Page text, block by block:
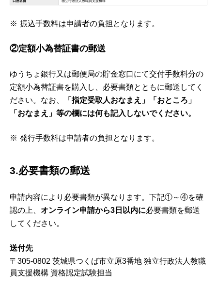
振込手数料は申請者の負担となります。
②定額小為替証書の郵送
ゆうちょ銀行又は郵便局の貯金窓口にて交付手数料分の
定額小為替証書を購入し、必要書類とともに郵送してく
ださい。なお、
「指定受取人おなまえ」「おところ」
「おなまえ」等の欄には何も記入しないでください。
発行手数料は申請者の負担となります。
3.必要書類の郵送
申請内容により必要書類が異なります。下記①～④を確
認の上、 オンライン申請から3日以内に必要書類を郵送
してください。
送付先
〒305-0802 茨城県つくば市立原3番地 独立行政法人教職
員支援機構 資格認定試験担当